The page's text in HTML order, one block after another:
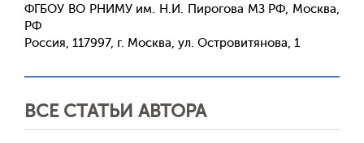
ФГБОУ ВО РНИМУ им. Н.И. Пирогова МЗ РФ, Москва,
РФ
Россия, 117997, г. Москва, ул. Островитянова, 1
ВСЕ СТАТЬИ АВТОРА